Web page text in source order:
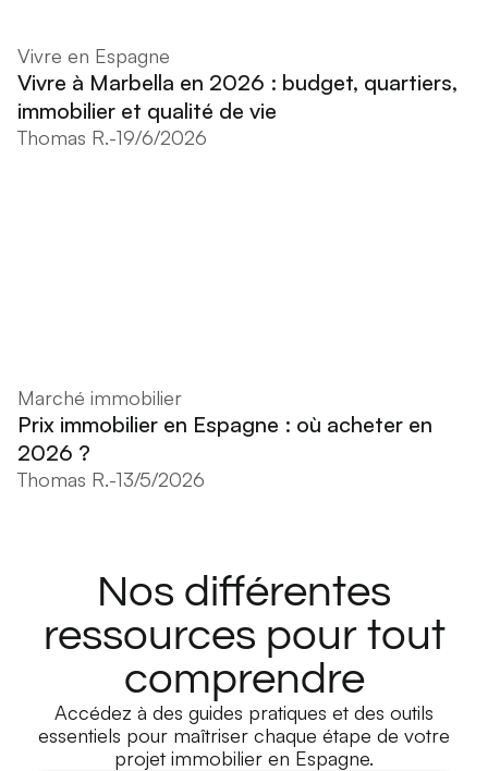
Vivre en Espagne
Vivre à Marbella en 2026 : budget, quartiers,
immobilier et qualité de vie
Thomas R.-19/6/2026
Marché immobilier
Prix immobilier en Espagne : où acheter en
2026 ?
Thomas R.-13/5/2026
Nos différentes
ressources pour tout
comprendre
Accédez à des guides pratiques et des outils
essentiels pour maîtriser chaque étape de votre
projet immobilier en Espagne.